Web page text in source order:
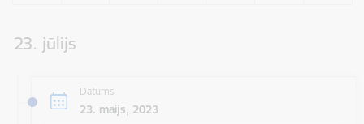
23. jūlijs
Datums
23. maijs, 2023